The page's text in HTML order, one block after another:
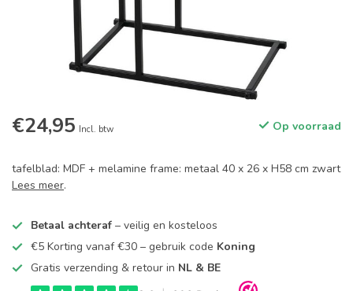
€24,95 Incl. btw Op voorraad
tafelblad: MDF + melamine frame: metaal 40 x 26 x H58 cm zwart
Lees meer.
Betaal achteraf – veilig en kosteloos
€5 Korting vanaf €30 – gebruik code Koning
Gratis verzending & retour in NL & BE